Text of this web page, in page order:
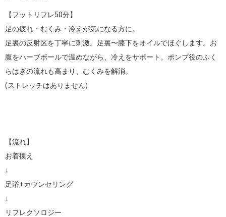
【フットリフレ50分】
足の疲れ・むくみ・冷えが気になる方に。
足裏の反射区を丁寧に刺激。足裏〜膝下をオイルでほぐします。お
腹をハーブボールで温めながら、冷えをサポート。ポンプ役のふく
らはぎの流れも高まり、むくみを解消。
(ストレッチはありません)
【流れ】
お着換え
↓
足浴+カウンセリング
↓
リフレクソロジー